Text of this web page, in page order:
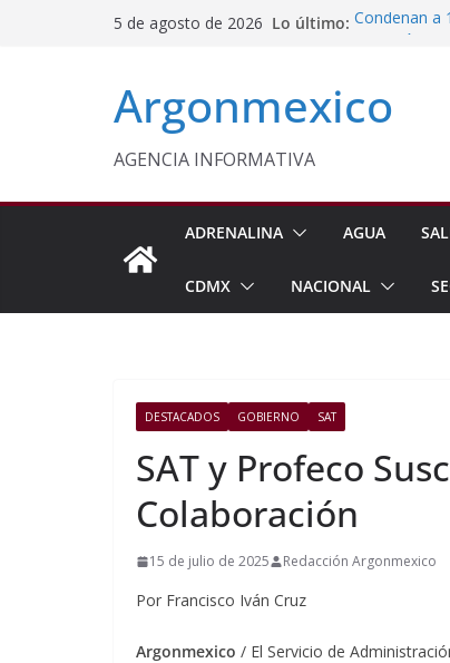
5 de agosto de 2026 Lo último: Condenan a
California
Vinculan a
Argonmexico
AGENCIA INFORMATIVA
ADRENALINA AGUA
CDMX NACIONAL
DESTACADOS GOBIERNO SAT
SAT y Profeco
Colaboración
15 de julio de 2025 Redacción Argonmexico
Por Francisco Iván Cruz
Argonmexico / El Servicio de